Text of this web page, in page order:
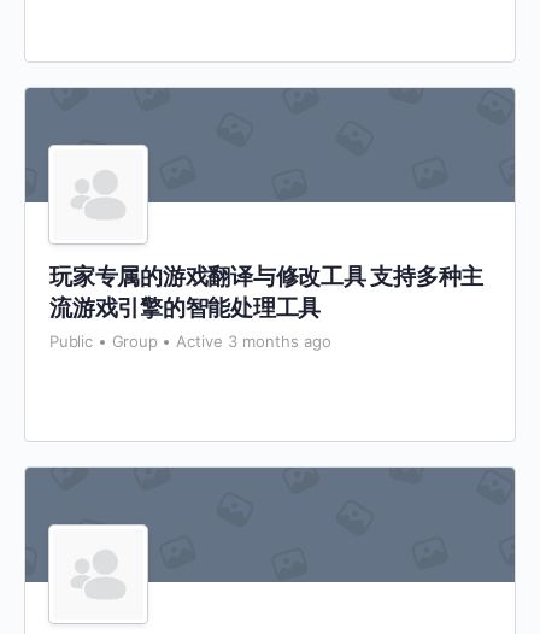
玩家专属的游戏翻译与修改工具 支持多种主
流游戏引擎的智能处理工具
Public Group Active 3 months ago